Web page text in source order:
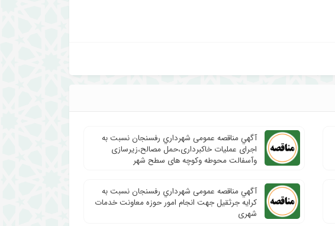
آگهي مناقصه عمومی شهرداري رفسنجان نسبت به
اجرای عملیات خاکبرداری،حمل مصالح،زیرسازی
وآسفالت محوطه وکوچه های سطح شهر
آگهي مناقصه عمومی شهرداري رفسنجان نسبت به
کرایه جرثقیل جهت انجام امور حوزه معاونت خدمات
شهری